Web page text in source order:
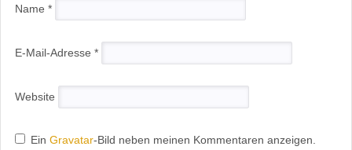
Name *
E-Mail-Adresse *
Website
Ein Gravatar-Bild neben meinen Kommentaren anzeigen.